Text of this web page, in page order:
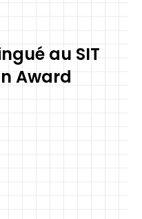
au SIT
Award